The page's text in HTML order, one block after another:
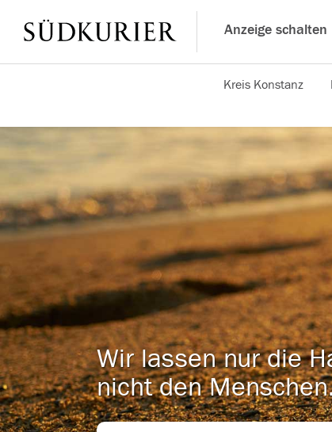
Anzeige schalten
Kreis Konstanz
Wir lassen nur die
nicht den